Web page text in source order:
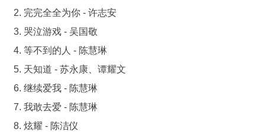
完完全全为你 - 许志安
哭泣游戏 - 吴国敬
等不到的人 - 陈慧琳
天知道 - 苏永康、谭耀文
继续爱我 - 陈慧琳
我敢去爱 - 陈慧琳
炫耀 - 陈洁仪